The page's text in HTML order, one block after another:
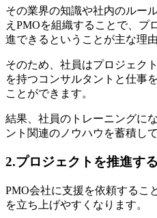
その業界の知識や社内のルー
えPMOを組織することで、プ
進できるということが主な理
そのため、社員はプロジェク
を持つコンサルタントと仕事
ことができます。
結果、社員のトレーニングに
ント関連のノウハウを蓄積し
2.プロジェクトを推進す
PMO会社に支援を依頼するこ
を立ち上げやすくなります。